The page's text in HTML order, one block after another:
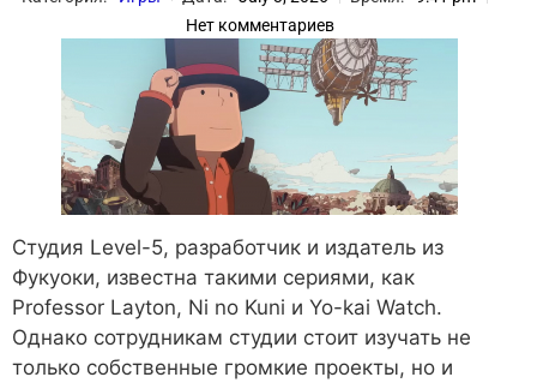
Нет комментариев
Студия Level-5, разработчик и издатель из
Фукуоки, известна такими сериями, как
Professor Layton, Ni no Kuni и Yo-kai Watch.
Однако сотрудникам студии стоит изучать не
только собственные громкие проекты, но и